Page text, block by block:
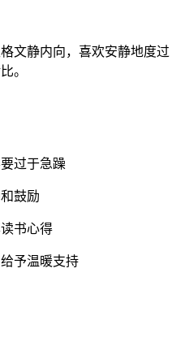
文静内向，喜欢安静地度过
。
过于急躁
鼓励
书心得
予温暖支持